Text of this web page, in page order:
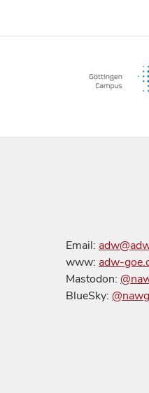
Email:
www: adw-
Mastodon:
BlueSky: